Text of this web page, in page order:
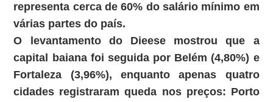
representa cerca de 60% do salário mínimo em
várias partes do país.
O levantamento do Dieese mostrou que a
capital baiana foi seguida por Belém (4,80%) e
Fortaleza (3,96%), enquanto apenas quatro
cidades registraram queda nos preços: Porto